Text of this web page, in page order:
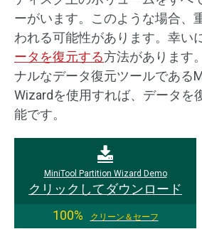
ーがいます。このような場合、
われる可能性があります。幸い
ータを復元する方法があります
ナルなデータ復元ツールである
Wizardを使用すれば、データを
能です。
MiniTool Partition Wizard Demo
クリックしてダウンロード
100%
クリーン＆セーフ